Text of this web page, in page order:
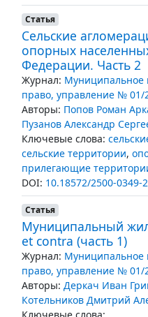
Статья
Сельские
опорных
Федерации. Часть 2
Журнал: Муниципальное
право, управление № 01/
Авторы: Попов Роман
Пузанов Александр
Ключевые слова:
сельские территории,
прилегающие
DOI: 10.18572/2500-0349-
Статья
Муниципальный
et contra (часть 1)
Журнал: Муниципальное
право, управление № 01/
Авторы: Деркач Иван
Котельников Дмитрий